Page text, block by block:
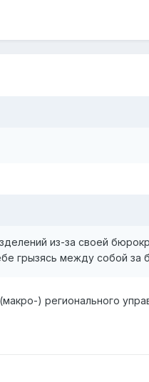
из-за своей
грызясь между собой
) регионального